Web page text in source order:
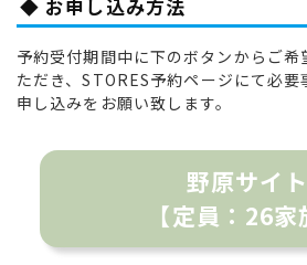
◆ お申し込み方法
予約受付期間中に下のボタンからご希
ただき、STORES予約ページにて必
申し込みをお願い致します。
野原サイト
【定員：26家